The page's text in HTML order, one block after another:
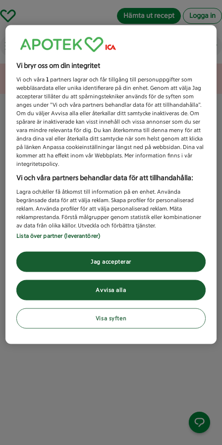
Hämta ut recept Logga in
Vad letar du efter idag?
Unknown error
Vi bryr oss om din integritet
Vi och våra1 partners lagrar och får tillgång till personuppgifter som
webbläsardata eller unika identifierare på din enhet. Genom att välja Jag
accepterar tillåter du att spårningstekniker används för de syften som
anges under ”Vi och våra partners behandlar data för att tillhandahålla”.
Om du väljer Avvisa alla eller återkallar ditt samtycke inaktiveras de. Om
spårare är inaktiverade kan visst innehåll och vissa annonser som du ser
vara mindre relevanta för dig. Du kan återkomma till denna meny för att
ändra dina val eller återkalla ditt samtycke när som helst genom att klicka
på länken Anpassa cookieinställningar längst ned på webbsidan. Dina val
kommer att ha effekt inom vår Webbplats. Mer information finns i vår
integritetspolicy.
Vi och våra partners behandlar data för att tillhandahålla:
Lagra och/eller få åtkomst till information på en enhet. Använda
begränsade data för att välja reklam. Skapa profiler för personaliserad
reklam. Använda profiler för att välja personaliserad reklam. Mäta
reklamprestanda. Förstå målgrupper genom statistik eller kombinationer
av data från olika källor. Utveckla och förbättra tjänster.
Lista över partner (leverantörer)
Avvisa alla
Jag accepterar
Visa syften